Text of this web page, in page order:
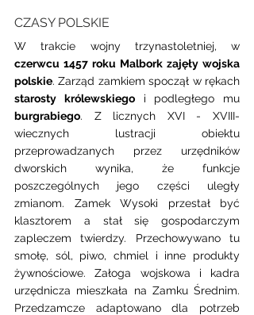
CZASY POLSKIE
czerwcu 1457 roku Malbork zajęły wojska
polskie
starosty królewskiego
burgrabiego. Z licznych XVI - XVIII-
wiecznych lustracji obiektu
przeprowadzanych przez urzędników
dworskich wynika, że funkcje
poszczególnych jego części uległy
zmianom. Zamek Wysoki przestał być
klasztorem a stał się gospodarczym
zapleczem twierdzy. Przechowywano tu
smołę, sól, piwo, chmiel i inne produkty
żywnościowe. Załoga wojskowa i kadra
urzędnicza mieszkała na Zamku Średnim.
Przedzamcze adaptowano dla potrzeb